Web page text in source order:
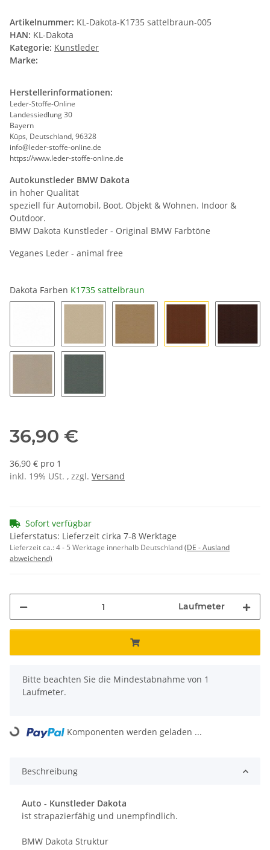
Artikelnummer: KL-Dakota-K1735 sattelbraun-005
HAN: KL-Dakota
Kategorie: Kunstleder
Marke:
Herstellerinformationen:
Leder-Stoffe-Online
Landessiedlung 30
Bayern
Küps, Deutschland, 96328
info@leder-stoffe-online.de
https://www.leder-stoffe-online.de
Autokunstleder BMW Dakota
in hoher Qualität
speziell für Automobil, Boot, Objekt & Wohnen. Indoor &
Outdoor.
BMW Dakota Kunstleder - Original BMW Farbtöne
Veganes Leder - animal free
Dakota Farben K1735 sattelbraun
K1097 weiß K1911 kieselbeige
36,90 €
36,90 € pro 1
inkl. 19% USt. , zzgl. Versand
Sofort verfügbar
Lieferstatus: Lieferzeit cirka 7-8 Werktage
Lieferzeit ca.:4 - 5 Werktage innerhalb Deutschland(DE - Ausland
abweichend)
Laufmeter
x
Bitte beachten Sie die Mindestabnahme von 1
Laufmeter.
Loading... Komponenten werden geladen ...
Beschreibung
Auto - Kunstleder Dakota
ist strapazierfähig und unempfindlich.
BMW Dakota Struktur